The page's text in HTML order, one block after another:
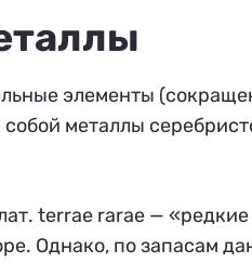
элементы
металлы
terrae rarae —
Однако, по запасам